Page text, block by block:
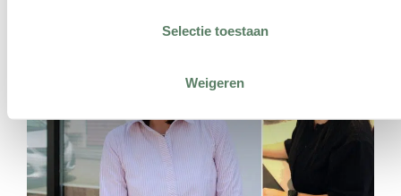
Selectie toestaan
Weigeren